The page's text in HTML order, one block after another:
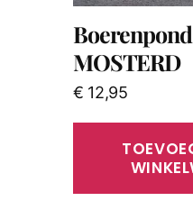
MOSTERD
€ 12,95